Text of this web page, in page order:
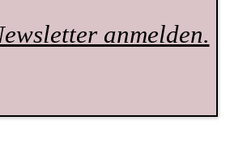
anmelden.